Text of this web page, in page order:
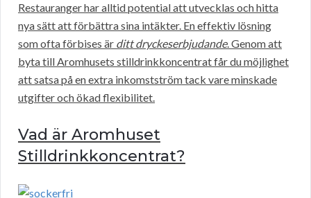
Restauranger har alltid potential att utvecklas och hitta
nya sätt att förbättra sina intäkter. En effektiv lösning
som ofta förbises är ditt dryckeserbjudande. Genom att
byta till Aromhusets stilldrinkkoncentrat får du möjlighet
att satsa på en extra inkomstström tack vare minskade
utgifter och ökad flexibilitet.
Vad är Aromhuset
Stilldrinkkoncentrat?